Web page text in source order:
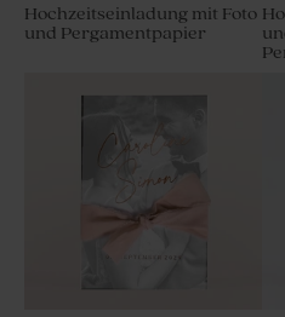
Hochzeitseinladung mit Foto
und Pergamentpapier